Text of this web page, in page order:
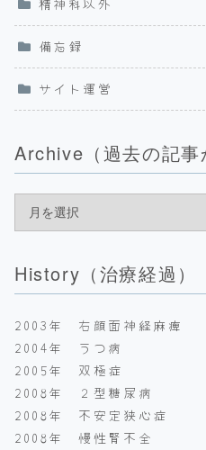
備忘録
サイト運営
Archive（過去の記事
History（治療経過）
2003年 右顔面神経麻痺
2004年 うつ病
2005年 双極症
2008年 ２型糖尿病
2008年 不安定狭心症
2008年 慢性腎不全